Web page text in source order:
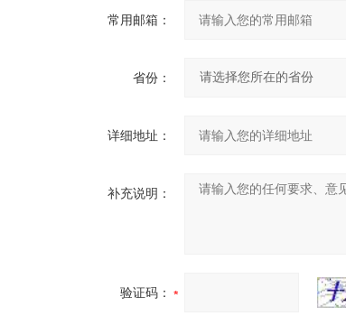
常用邮箱：
省份：
详细地址：
补充说明：
验证码：